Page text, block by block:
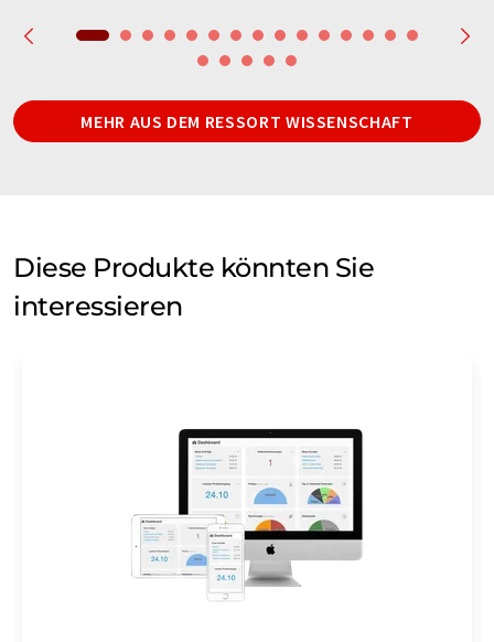
MEHR AUS DEM RESSORT WISSENSCHAFT
Diese Produkte könnten Sie
interessieren